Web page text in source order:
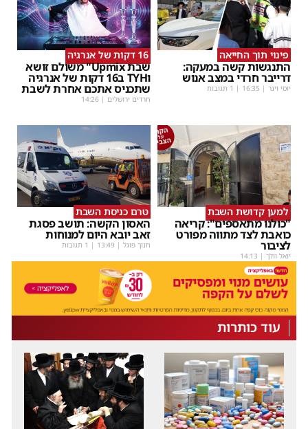
פינוי תוך החייאה
התנגשות קשה במעקה:
דרייבר חרדי במצב אנוש
יוסי וינר |
16:35 | 1 תגובות
16 דקות של אנרגיה
שבת Upmix" משולם זושא
וTYH ב16 דקות של אנרגיה
שתכניס אתכם אחרת לשבת
חרדים ירושלים |
14:26
למען קדושת השבת
"כולנו מתאספים": קריאה
כואבת לצד מתווה מפורט
לציבור
יואל וולך |
14:13
טרם כניסת השבת
האסון הקשה: תושב פסגת
זאב יובא היום למנוחות
חנוך פוגל |
13:49 | 1 תגובות
עוד כותרות